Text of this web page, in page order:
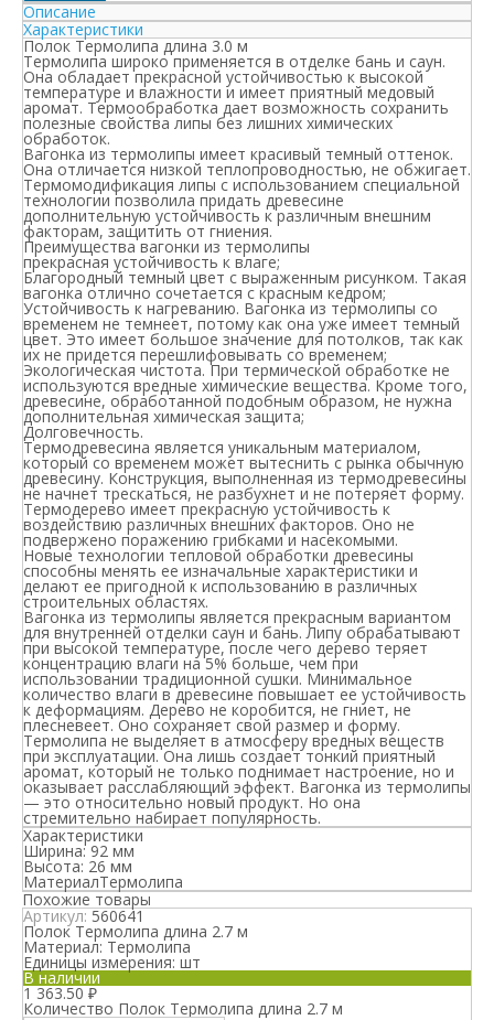
Описание
Характеристики
Полок Термолипа длина 3.0 м
Термолипа широко применяется в отделке бань и саун.
Она обладает прекрасной устойчивостью к высокой
температуре и влажности и имеет приятный медовый
аромат. Термообработка дает возможность сохранить
полезные свойства липы без лишних химических
обработок.
Вагонка из термолипы имеет красивый темный оттенок.
Она отличается низкой теплопроводностью, не обжигает.
Термомодификация липы с использованием специальной
технологии позволила придать древесине
дополнительную устойчивость к различным внешним
факторам, защитить от гниения.
Преимущества вагонки из термолипы
прекрасная устойчивость к влаге;
Благородный темный цвет с выраженным рисунком. Такая
вагонка отлично сочетается с красным кедром;
Устойчивость к нагреванию. Вагонка из термолипы со
временем не темнеет, потому как она уже имеет темный
цвет. Это имеет большое значение для потолков, так как
их не придется перешлифовывать со временем;
Экологическая чистота. При термической обработке не
используются вредные химические вещества. Кроме того,
древесине, обработанной подобным образом, не нужна
дополнительная химическая защита;
Долговечность.
Термодревесина является уникальным материалом,
который со временем может вытеснить с рынка обычную
древесину. Конструкция, выполненная из термодревесины
не начнет трескаться, не разбухнет и не потеряет форму.
Термодерево имеет прекрасную устойчивость к
воздействию различных внешних факторов. Оно не
подвержено поражению грибками и насекомыми.
Новые технологии тепловой обработки древесины
способны менять ее изначальные характеристики и
делают ее пригодной к использованию в различных
строительных областях.
Вагонка из термолипы является прекрасным вариантом
для внутренней отделки саун и бань. Липу обрабатывают
при высокой температуре, после чего дерево теряет
концентрацию влаги на 5% больше, чем при
использовании традиционной сушки. Минимальное
количество влаги в древесине повышает ее устойчивость
к деформациям. Дерево не коробится, не гниет, не
плесневеет. Оно сохраняет свой размер и форму.
Термолипа не выделяет в атмосферу вредных веществ
при эксплуатации. Она лишь создает тонкий приятный
аромат, который не только поднимает настроение, но и
оказывает расслабляющий эффект. Вагонка из термолипы
— это относительно новый продукт. Но она
стремительно набирает популярность.
Характеристики
Ширина: 92 мм
Высота: 26 мм
МатериалТермолипа
Похожие товары
Артикул:560641
Полок Термолипа длина 2.7 м
Материал: Термолипа
Единицы измерения: шт
В наличии
1 363.50₽
Количество Полок Термолипа длина 2.7 м